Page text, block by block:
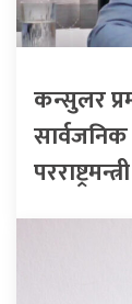
कन्सुलर